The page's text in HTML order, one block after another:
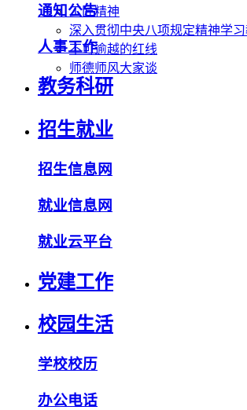
工匠精神
深入贯彻中央八项规定精神学
不可逾越的红线
师德师风大家谈
通知公告
人事工作
教务科研
招生就业
招生信息网
就业信息网
就业云平台
党建工作
校园生活
学校校历
办公电话